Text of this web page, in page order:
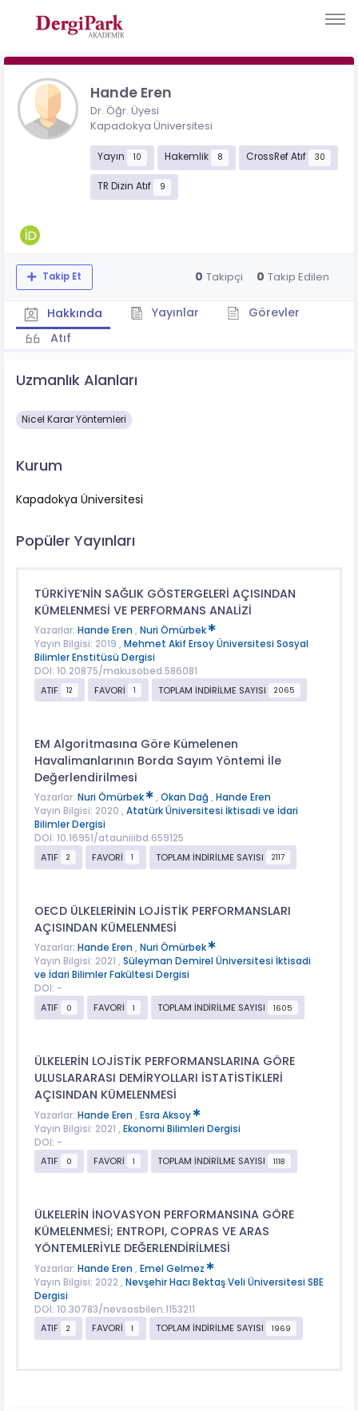
Hande Eren
Dr. Öğr. Üyesi
Kapadokya Üniversitesi
Yayın 10 Hakemlik 8 CrossRef Atıf 30
TR Dizin Atıf 9
Takip Et 0 Takipçi 0 Takip Edilen
Hakkında Yayınlar
Görevler
Atıf
Uzmanlık Alanları
Nicel Karar Yöntemleri
Kurum
Kapadokya Üniversitesi
Popüler Yayınları
TÜRKİYE’NİN SAĞLIK GÖSTERGELERİ AÇISINDAN
KÜMELENMESİ VE PERFORMANS ANALİZİ
Yazarlar: Hande Eren , Nuri Ömürbek
Yayın Bilgisi: 2019 , Mehmet Akif Ersoy Üniversitesi Sosyal
Bilimler Enstitüsü Dergisi
DOI: 10.20875/makusobed.586081
ATIF
12 FAVORİ 1 TOPLAM İNDİRİLME SAYISI 2065
EM Algoritmasına Göre Kümelenen
Havalimanlarının Borda Sayım Yöntemi İle
Değerlendirilmesi
Yazarlar: Nuri Ömürbek , Okan Dağ , Hande Eren
Yayın Bilgisi: 2020 , Atatürk Üniversitesi İktisadi ve İdari
Bilimler Dergisi
DOI: 10.16951/atauniiibd.659125
ATIF
2 FAVORİ 1 TOPLAM İNDİRİLME SAYISI 2117
OECD ÜLKELERİNİN LOJİSTİK PERFORMANSLARI
AÇISINDAN KÜMELENMESİ
Yazarlar: Hande Eren , Nuri Ömürbek
Yayın Bilgisi: 2021 , Süleyman Demirel Üniversitesi İktisadi
ve İdari Bilimler Fakültesi Dergisi
DOI: -
ATIF
0 FAVORİ 1 TOPLAM İNDİRİLME SAYISI 1605
ÜLKELERİN LOJİSTİK PERFORMANSLARINA GÖRE
ULUSLARARASI DEMİRYOLLARI İSTATİSTİKLERİ
AÇISINDAN KÜMELENMESİ
Yazarlar: Hande Eren , Esra Aksoy
Yayın Bilgisi: 2021 , Ekonomi Bilimleri Dergisi
DOI: -
ATIF
0 FAVORİ 1 TOPLAM İNDİRİLME SAYISI 1118
ÜLKELERİN İNOVASYON PERFORMANSINA GÖRE
KÜMELENMESİ; ENTROPI, COPRAS VE ARAS
YÖNTEMLERİYLE DEĞERLENDİRİLMESİ
Yazarlar: Hande Eren , Emel Gelmez
Yayın Bilgisi: 2022 , Nevşehir Hacı Bektaş Veli Üniversitesi SBE
Dergisi
DOI: 10.30783/nevsosbilen.1153211
ATIF
2 FAVORİ 1 TOPLAM İNDİRİLME SAYISI 1969